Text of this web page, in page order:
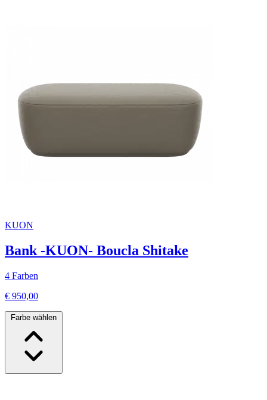
KUON
Bank -KUON- Boucla Shitake
4 Farben
€ 950,00
Farbe wählen